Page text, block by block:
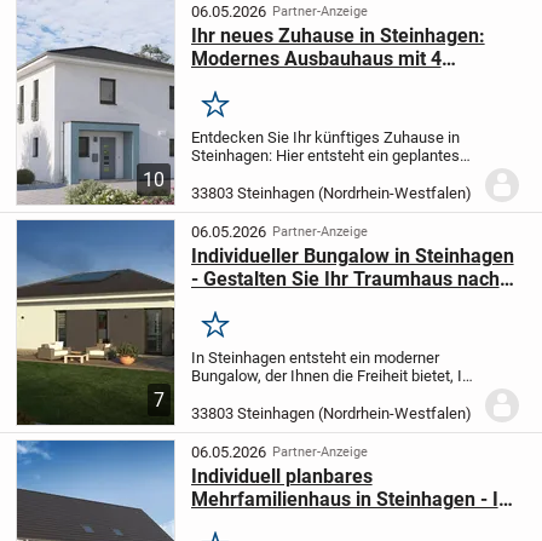
ausgestatte...
10
06.05.2026 Partner-Anzeige
Ihr neues Zuhause in Steinhagen:
Modernes Ausbauhaus mit 4
Merken
Entdecken Sie Ihr künftiges Zuhause in
Steinhagen: Hier entsteht ein geplantes
m² Wohnfläche, das ganz nach Ihren
Wünschen und Vorstellungen realisiert
wird. Das...
33803 Steinhagen (Nordrhein-Westfalen)
7
06.05.2026 Partner-Anzeige
Individueller Bungalow in Steinhagen
- Gestalten Sie Ihr Traumhaus nach
Merken
In Steinhagen entsteht ein moderner
Bungalow, der Ihnen die Freiheit bietet, Ihr
zu planen. Die 4 Zimmer verteilen sich auf
einer Ebene und bieten mit ca. 107,17...
33803 Steinhagen (Nordrhein-Westfalen)
06.05.2026 Partner-Anzeige
Individuell planbares
Mehrfamilienhaus in Steinhagen - Ihr